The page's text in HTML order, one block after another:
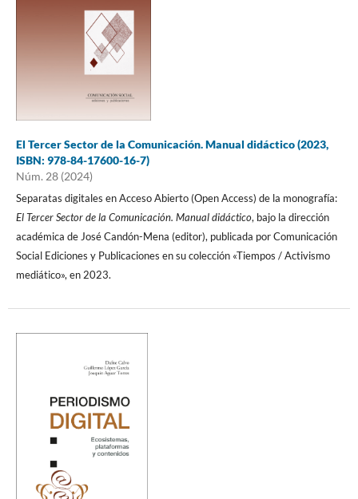
El Tercer Sector de la Comunicación. Manual didáctico (2023,
ISBN: 978-84-17600-16-7)
Núm. 28 (2024)
Separatas digitales en Acceso Abierto (Open Access) de la monografía:
El Tercer Sector de la Comunicación. Manual didáctico, bajo la dirección
académica de José Candón-Mena (editor), publicada por Comunicación
Social Ediciones y Publicaciones en su colección «Tiempos / Activismo
mediático», en 2023.